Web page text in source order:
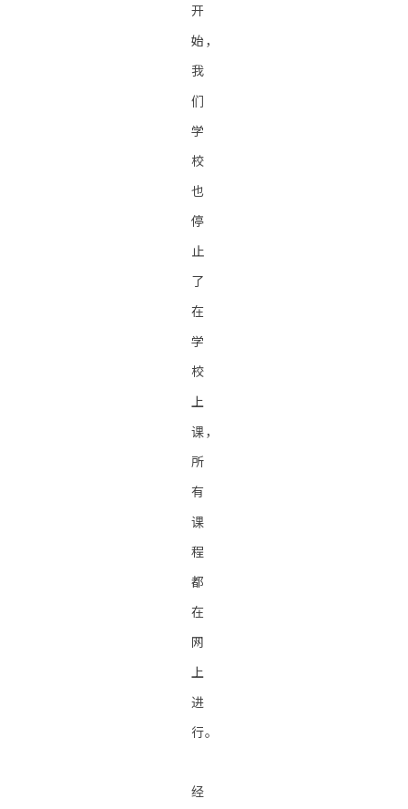
开
始，
我
们
学
校
也
停
止
了
在
学
校
上
课，
所
有
课
程
都
在
网
上
进
行。
经